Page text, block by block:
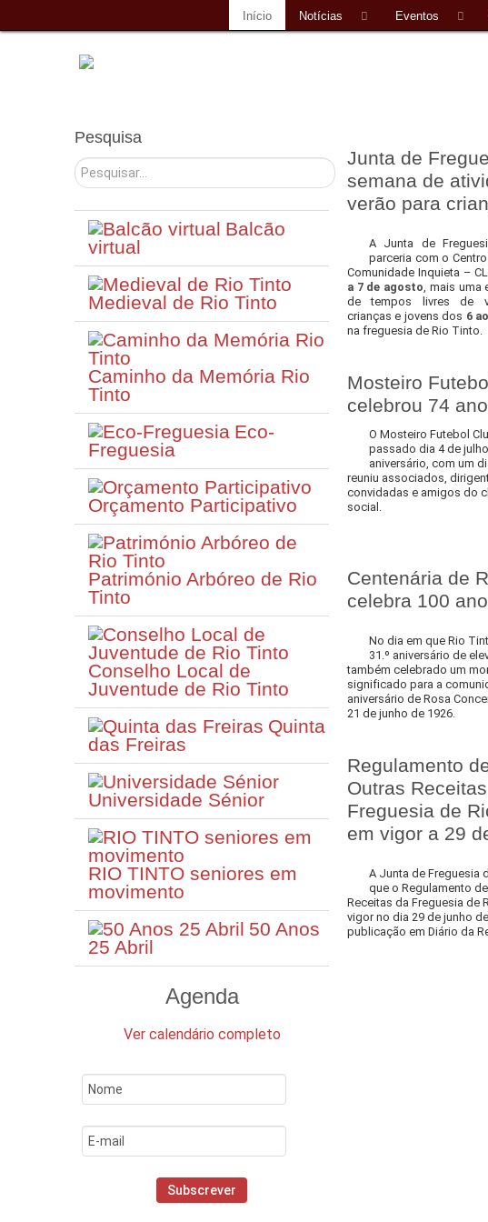
Início Notícias Eventos
Pesquisa
Pesquisar
Balcão
virtual
Medieval de Rio Tinto
Caminho da Memória Rio
Tinto
Eco-
Freguesia
Orçamento Participativo
Património Arbóreo de Rio
Tinto
Conselho Local de
Juventude de Rio Tinto
Quinta
das Freiras
Universidade Sénior
RIO TINTO seniores em
movimento
50 Anos
25 Abril
Agenda
Ver calendário completo
Junta de
semana de
verão para
A Junta de
parceria com o
Comunidade Inquieta –
a 7 de agosto , mais
de tempos livres de
crianças e jovens dos 6
na freguesia de Rio Tinto.
Mosteiro
celebrou 74
O Mosteiro Futebol
passado dia 4 de
aniversário, com um
reuniu associados,
convidadas e amigos do
social.
Centenária de
celebra 100
No dia em que Rio
31.º aniversário de
também celebrado um
significado para a
aniversário de Rosa
21 de junho de 1926.
Regulamento
Outras
Freguesia de
em vigor a 29
A Junta de Freguesia
que o Regulamento
Receitas da Freguesia de
vigor no dia 29 de junho
publicação em Diário da